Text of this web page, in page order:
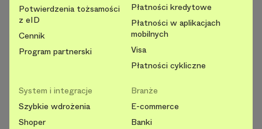
Potwierdzenia tożsamości
z eID
Cennik
Program partnerski
Płatności kredytowe
Płatności w aplikacjach
mobilnych
Visa
Płatności cykliczne
System i integracje
Szybkie wdrożenia
Shoper
Branże
E-commerce
Banki